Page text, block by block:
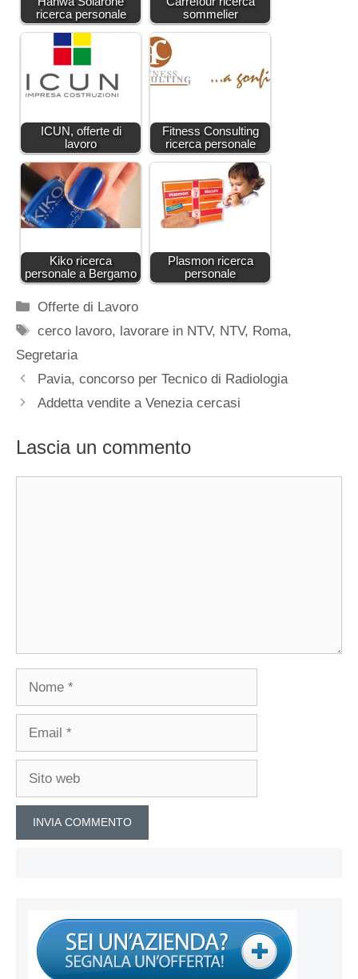
ricerca personale
sommelier
ICUN, offerte di
lavoro
Fitness Consulting
ricerca personale
Kiko ricerca
personale a Bergamo
Plasmon ricerca
personale
Categorie
Offerte di Lavoro
Tag
cerco lavoro, lavorare in NTV, NTV, Roma,
Segretaria
Pavia, concorso per Tecnico di Radiologia
Addetta vendite a Venezia cercasi
Lascia un commento